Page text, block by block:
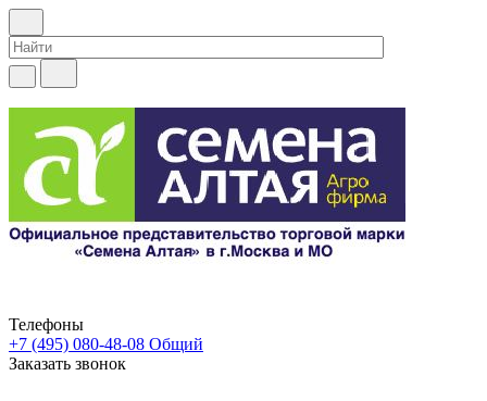
Телефоны
+7 (495) 080-48-08 Общий
Заказать звонок